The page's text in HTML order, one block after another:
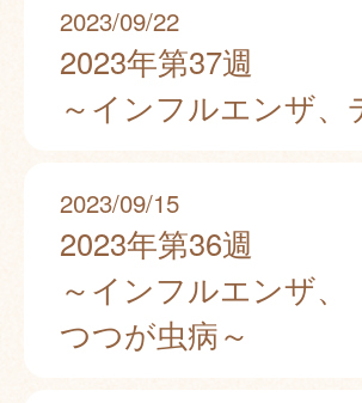
2023/09/22
2023年第37週
～インフルエンザ、
2023/09/15
2023年第36週
～インフルエンザ、
つつが虫病～